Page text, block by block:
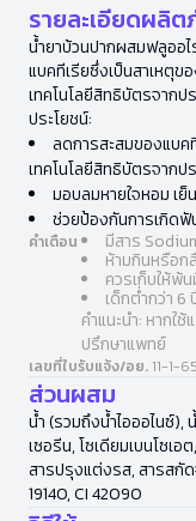
รายละเอียดผลิ
น้ำยาบ้วนปากผสมฟลูออ
แบคทีเรียซึ่งเป็นสาเหตุ
เทคโนโลยีสิทธิบัตรจากป
ประโยชน์:
ลดการสะสมของแบค
เทคโนโลยีสิทธิบัตรจากป
มอบลมหายใจหอม เ
ช่วยป้องกันการเกิด
คำเตือน มีสาร
ห้ามกินหรือก
ควรเก็บให้พ้
เด็กต่ำกว่า 6
คำแนะนำ: หากใ
ปรึกษาแพทย์
เลขที่ใบรับแจ้ง/อย. 11-1-
ส่วนผสม
น้ำ (รวมถึงน้ำไอออไนซ์),
เซอรีน, โซเดียมเบนโซเ
สารปรุงแต่งรส, สารสกัด
19140, CI 42090